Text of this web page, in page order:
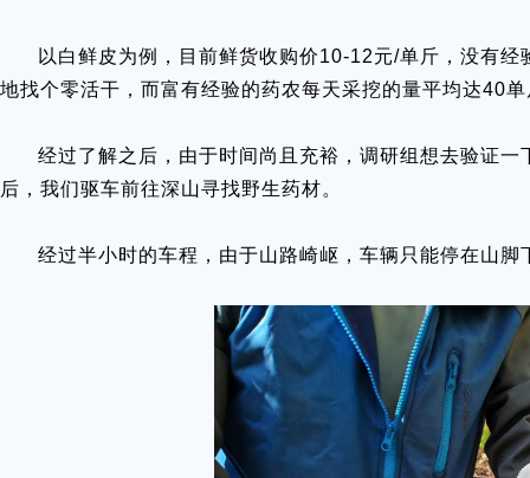
以白鲜皮为例，目前鲜货收购价10-12元/单斤，没有
地找个零活干，而富有经验的药农每天采挖的量平均达40
经过了解之后，由于时间尚且充裕，调研组想去验证
后，我们驱车前往深山寻找野生药材。
经过半小时的车程，由于山路崎岖，车辆只能停在山